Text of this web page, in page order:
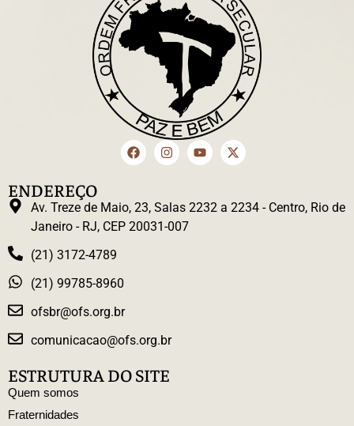
ENDEREÇO
Av. Treze de Maio, 23, Salas 2232 a 2234 - Centro, Rio de
Janeiro - RJ, CEP 20031-007
(21) 3172-4789
(21) 99785-8960
ofsbr@ofs.org.br
comunicacao@ofs.org.br
ESTRUTURA DO SITE
Quem somos
Fraternidades